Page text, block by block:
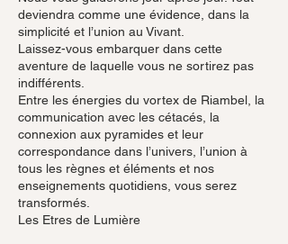
deviendra comme une évidence, dans la
simplicité et l’union au Vivant.
Laissez-vous embarquer dans cette
aventure de laquelle vous ne sortirez pas
indifférents.
Entre les énergies du vortex de Riambel, la
communication avec les cétacés, la
connexion aux pyramides et leur
correspondance dans l’univers, l’union à
tous les règnes et éléments et nos
enseignements quotidiens, vous serez
transformés.
Les Etres de Lumière